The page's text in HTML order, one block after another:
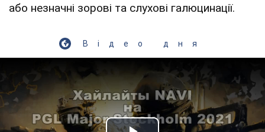
або незначні зорові та слухові галюцинації.
Відео дня